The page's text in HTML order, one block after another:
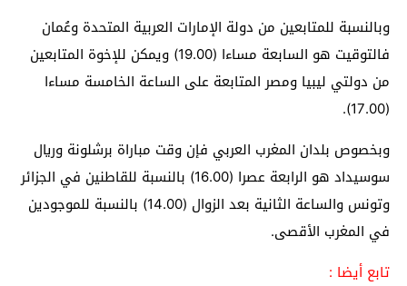
وبالنسبة للمتابعين من دولة الإمارات العربية المتحدة وعُمان
فالتوقيت هو السابعة مساءا (19.00) ويمكن للإخوة المتابعين
من دولتي ليبيا ومصر المتابعة على الساعة الخامسة مساءا
(17.00).
وبخصوص بلدان المغرب العربي فإن وقت مباراة برشلونة وريال
سوسيداد هو الرابعة عصرا (16.00) بالنسبة للقاطنين في الجزائر
وتونس والساعة الثانية بعد الزوال (14.00) بالنسبة للموجودين
في المغرب الأقصى.
تابع أيضا :